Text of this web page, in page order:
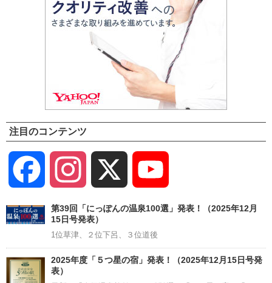
注目のコンテンツ
Facebook Instagram
Channel
第39回「にっぽんの温泉100選」発表！（2025年12月
15日号発表）
1位草津、２位下呂、３位道後
2025年度「５つ星の宿」発表！（2025年12月15日号発
表）